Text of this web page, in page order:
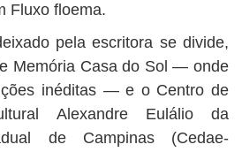
Fluxo floema.
pela escritora se divide,
Memória Casa do Sol — onde
inéditas — e o Centro de
Alexandre Eulálio da
de Campinas (Cedae-